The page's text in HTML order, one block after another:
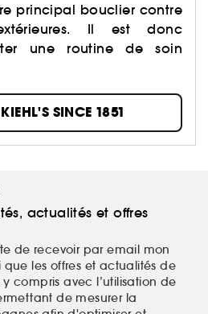
principal bouclier contre
Il est donc
une routine de soin
SINCE 1851
actualités et offres
de recevoir par email mon
les offres et actualités de
compris avec l’utilisation de
de mesurer la